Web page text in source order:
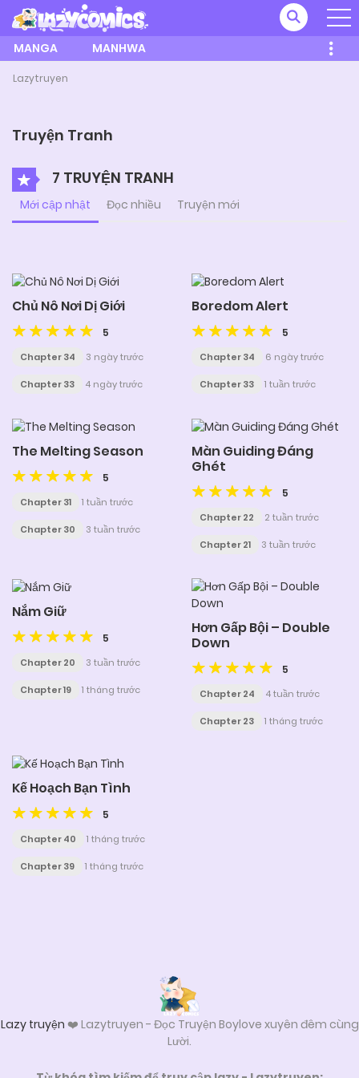
MANGA MANHWA
Lazytruyen
Truyện Tranh
7 TRUYỆN TRANH
Mới cập nhật Đọc nhiều Truyện mới
Chủ Nô Nơi Dị Giới
5
Chapter 34 3 ngày trước
Chapter 33 4 ngày trước
Boredom Alert
5
Chapter 34 6 ngày trước
Chapter 33 1 tuần trước
The Melting Season
5
Chapter 31 1 tuần trước
Chapter 30 3 tuần trước
Màn Guiding Đáng
Ghét
5
Chapter 22 2 tuần trước
Chapter 21 3 tuần trước
Nắm Giữ
5
Chapter 20 3 tuần trước
Chapter 19 1 tháng trước
Hơn Gấp Bội – Double
Down
5
Chapter 24 4 tuần trước
Chapter 23 1 tháng trước
Kế Hoạch Bạn Tình
5
Chapter 40 1 tháng trước
Chapter 39 1 tháng trước
Lazy truyện ❤️ Lazytruyen - Đọc Truyện Boylove xuyên đêm cùng
Lười.